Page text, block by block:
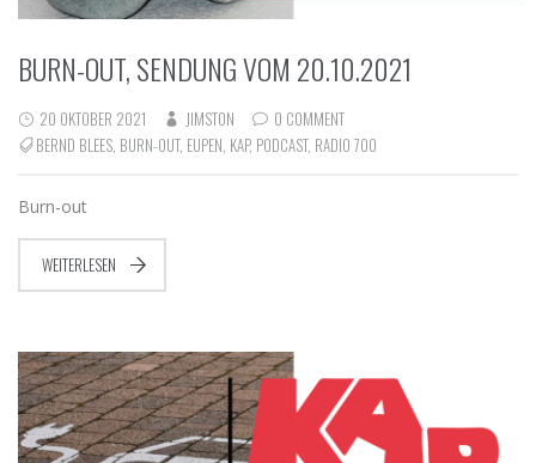
BURN-OUT, SENDUNG VOM 20.10.2021
20 OKTOBER 2021 JIMSTON
0 COMMENT
BERND BLEES, BURN-OUT, EUPEN, KAP, PODCAST, RADIO 700
Burn-out
WEITERLESEN